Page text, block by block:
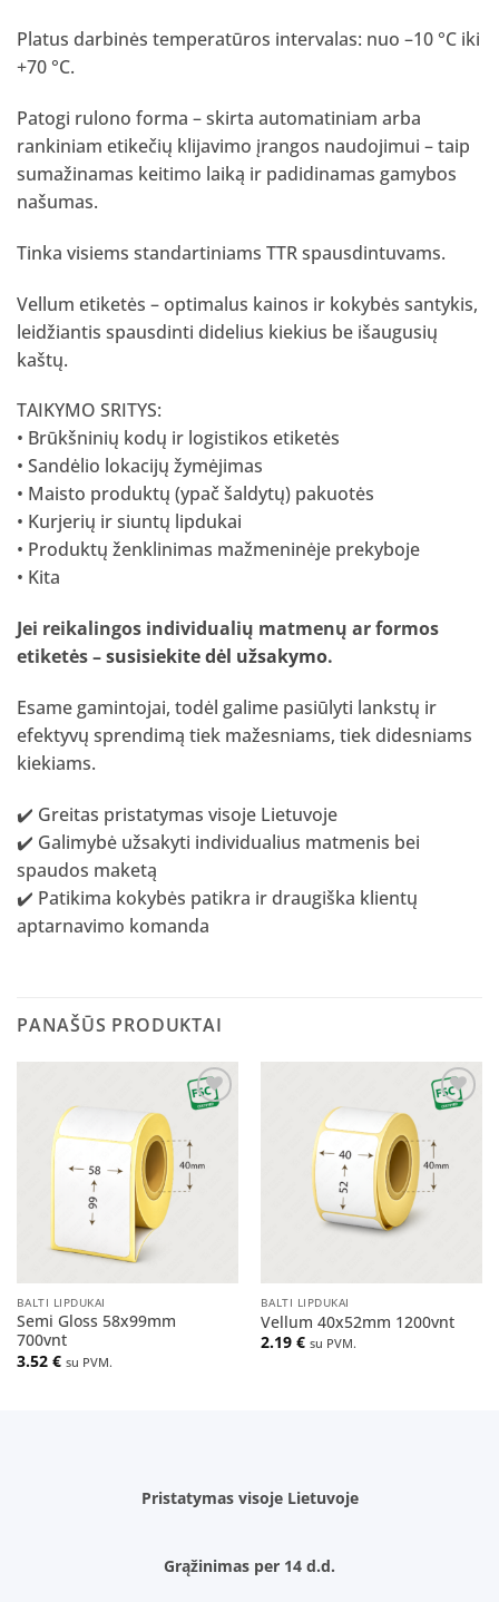
Platus darbinės temperatūros intervalas: nuo –10 °C iki
+70 °C.
Patogi rulono forma – skirta automatiniam arba
rankiniam etikečių klijavimo įrangos naudojimui – taip
sumažinamas keitimo laiką ir padidinamas gamybos
našumas.
Tinka visiems standartiniams TTR spausdintuvams.
Vellum etiketės – optimalus kainos ir kokybės santykis,
leidžiantis spausdinti didelius kiekius be išaugusių
kaštų.
TAIKYMO SRITYS:
• Brūkšninių kodų ir logistikos etiketės
• Sandėlio lokacijų žymėjimas
• Maisto produktų (ypač šaldytų) pakuotės
• Kurjerių ir siuntų lipdukai
• Produktų ženklinimas mažmeninėje prekyboje
• Kita
Jei reikalingos individualių matmenų ar formos
etiketės –susisiekite dėl užsakymo.
Esame gamintojai, todėl galime pasiūlyti lankstų ir
efektyvų sprendimą tiek mažesniams, tiek didesniams
kiekiams.
✔️ Greitas pristatymas visoje Lietuvoje
✔️ Galimybė užsakyti individualius matmenis bei
spaudos maketą
✔️ Patikima kokybės patikra ir draugiška klientų
aptarnavimo komanda
PANAŠŪS PRODUKTAI
sąrašą
BALTI LIPDUKAI
Semi Gloss 58x99mm
700vnt
3.52 € su PVM.
sąrašą
BALTI LIPDUKAI
Vellum 40x52mm 1200vnt
2.19 € su PVM.
Pristatymas visoje Lietuvoje
Grąžinimas per 14 d.d.